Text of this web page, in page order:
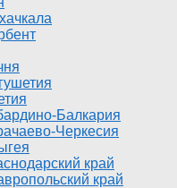
Балкария
Черкесия
край
край